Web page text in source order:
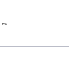
2020